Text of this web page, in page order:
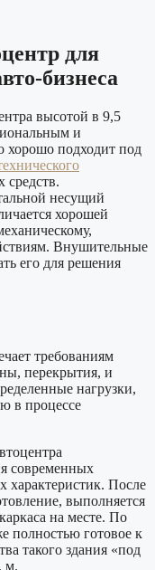
для
бизнеса
высотой в 9,5
и
хорошо подходит под
средств.
несущий
хорошей
Внушительные
его для решения
требованиям
перекрытия, и
нагрузки,
в процессе
современных
характеристик. После
выполняется
на месте. По
полностью готовое к
такого здания «под
м.